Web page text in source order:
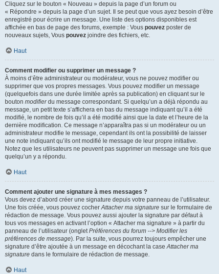
Cliquez sur le bouton « Nouveau » depuis la page d’un forum ou
« Répondre » depuis la page d’un sujet. Il se peut que vous ayez besoin d’être
enregistré pour écrire un message. Une liste des options disponibles est
affichée en bas de page des forums, exemple : Vous pouvez poster de
nouveaux sujets, Vous pouvez joindre des fichiers, etc.
Haut
Comment modifier ou supprimer un message ?
À moins d’être administrateur ou modérateur, vous ne pouvez modifier ou
supprimer que vos propres messages. Vous pouvez modifier un message
(quelquefois dans une durée limitée après sa publication) en cliquant sur le
bouton modifierdu message correspondant. Si quelqu’un a déjà répondu au
message, un petit texte s’affichera en bas du message indiquant qu’il a été
modifié, le nombre de fois qu’il a été modifié ainsi que la date et l’heure de la
dernière modification. Ce message n’apparaîtra pas si un modérateur ou un
administrateur modifie le message, cependant ils ont la possibilité de laisser
une note indiquant qu’ils ont modifié le message de leur propre initiative.
Notez que les utilisateurs ne peuvent pas supprimer un message une fois que
quelqu’un y a répondu.
Haut
Comment ajouter une signature à mes messages ?
Vous devez d’abord créer une signature depuis votre panneau de l’utilisateur.
Une fois créée, vous pouvez cocherAttacher ma signature sur le formulaire de
rédaction de message. Vous pouvez aussi ajouter la signature par défaut à
tous vos messages en activant l’option « Attacher ma signature » à partir du
panneau de l’utilisateur (ongletPréférences du forum --> Modifier les
préférences de message). Par la suite, vous pourrez toujours empêcher une
signature d’être ajoutée à un message en décochant la caseAttacher ma
signature dans le formulaire de rédaction de message.
Haut